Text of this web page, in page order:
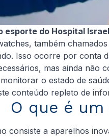
esporte do Hospital
também
Isso ocorre por conta
mas ainda
o estado de
conteúdo repleto de
O que é
a aparelhos